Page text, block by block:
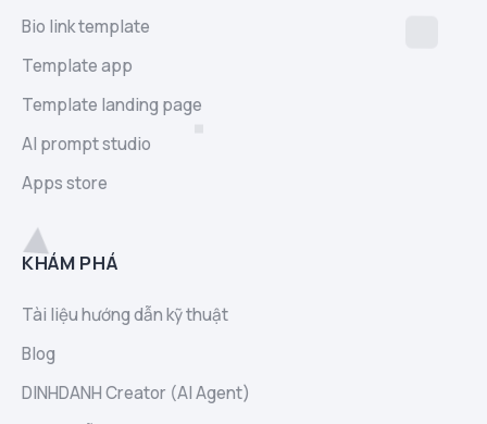
Bio link template
Template app
Template landing page
AI prompt studio
Apps store
KHÁM PHÁ
Tài liệu hướng dẫn kỹ thuật
Blog
DINHDANH Creator (AI Agent)